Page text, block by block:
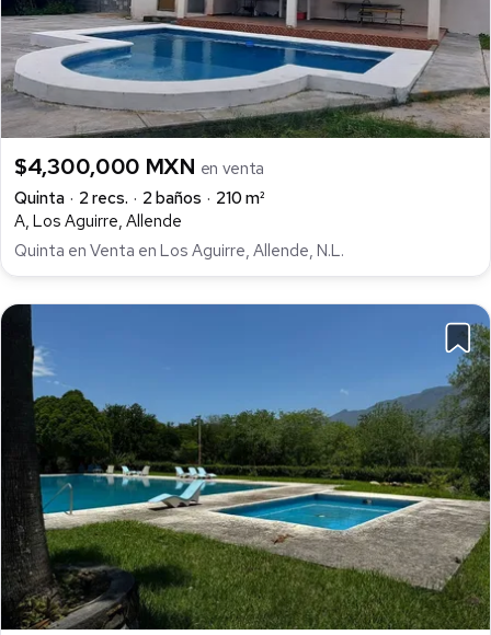
$4,300,000 MXN en venta
Quinta
2 recs. 2 baños
210 m²
A, Los Aguirre, Allende
Quinta en Venta en Los Aguirre, Allende, N.L.